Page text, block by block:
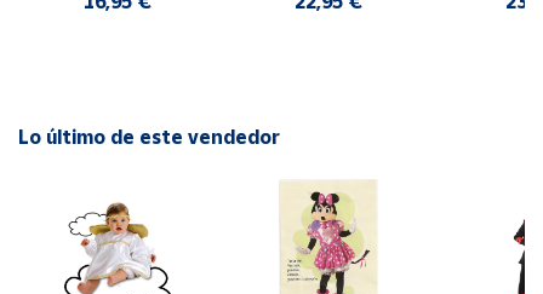
Lo último de este vendedor